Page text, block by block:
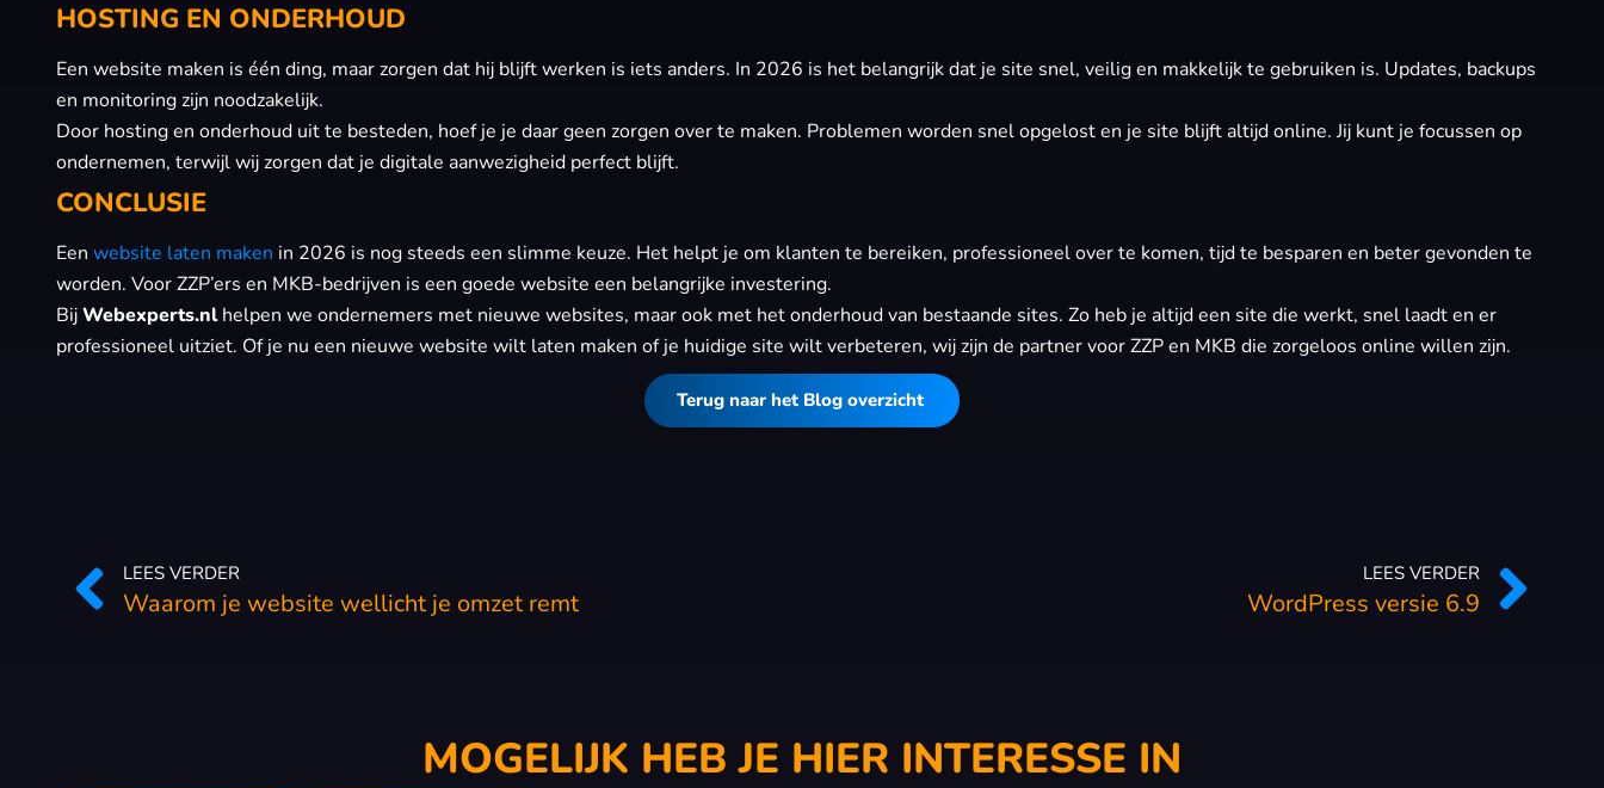
HOSTING EN ONDERHOUD
Een website maken is één ding, maar zorgen dat hij blijft werken is iets anders. In 2026 is het belangrijk dat je site snel, veilig en makkelijk te gebruiken is. Updates, backups
en monitoring zijn noodzakelijk.
Door hosting en onderhoud uit te besteden, hoef je je daar geen zorgen over te maken. Problemen worden snel opgelost en je site blijft altijd online. Jij kunt je focussen op
ondernemen, terwijl wij zorgen dat je digitale aanwezigheid perfect blijft.
CONCLUSIE
Een website laten maken in 2026 is nog steeds een slimme keuze. Het helpt je om klanten te bereiken, professioneel over te komen, tijd te besparen en beter gevonden te
worden. Voor ZZP’ers en MKB-bedrijven is een goede website een belangrijke investering.
BijWebexperts.nlhelpen we ondernemers met nieuwe websites, maar ook met het onderhoud van bestaande sites. Zo heb je altijd een site die werkt, snel laadt en er
professioneel uitziet. Of je nu een nieuwe website wilt laten maken of je huidige site wilt verbeteren, wij zijn de partner voor ZZP en MKB die zorgeloos online willen zijn.
Terug naar het Blog overzicht
LEES VERDER
Waarom je website wellicht je omzet remt
LEES VERDER
WordPress versie 6.9
MOGELIJK HEB JE HIER INTERESSE IN